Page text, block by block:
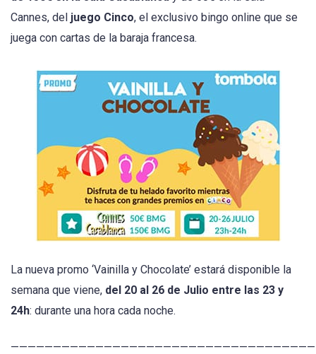
Cannes, del juego Cinco, el exclusivo bingo online que se
juega con cartas de la baraja francesa.
La nueva promo ‘Vainilla y Chocolate’ estará disponible la
semana que viene, del 20 al 26 de Julio entre las 23 y
24h: durante una hora cada noche.